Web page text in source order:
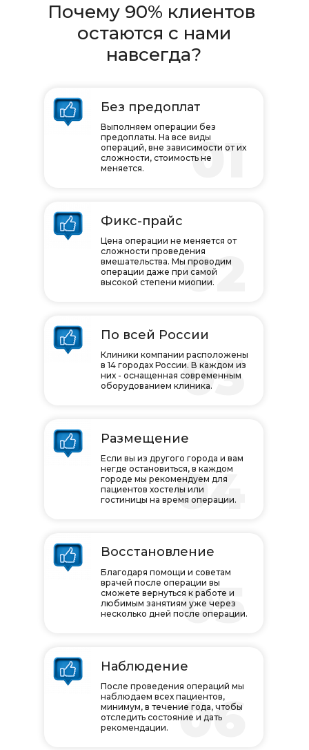
Почему 90% клиентов
остаются с нами
навсегда?
01
02
03
04
05
06
Без предоплат
Выполняем операции без
предоплаты. На все виды
операций, вне зависимости от их
сложности, стоимость не
меняется.
Фикс-прайс
По всей России
Размещение
Восстановление
Наблюдение
Цена операции не меняется от
сложности проведения
вмешательства. Мы проводим
операции даже при самой
высокой степени миопии.
Клиники компании расположены
в 14 городах России. В каждом из
них - оснащенная современным
оборудованием клиника.
Если вы из другого города и вам
негде остановиться, в каждом
городе мы рекомендуем для
пациентов хостелы или
гостиницы на время операции.
Благодаря помощи и советам
врачей после операции вы
сможете вернуться к работе и
любимым занятиям уже через
несколько дней после операции.
После проведения операций мы
наблюдаем всех пациентов,
минимум, в течение года, чтобы
отследить состояние и дать
рекомендации.